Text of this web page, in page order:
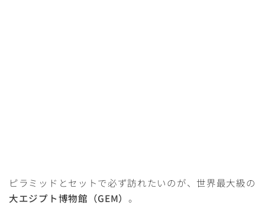
ピラミッドとセットで必ず訪れたいのが、世界最大級の
大エジプト博物館（GEM）。